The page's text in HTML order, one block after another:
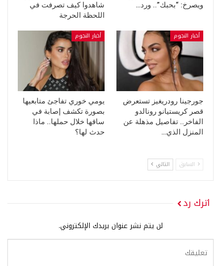
ويصرخ: “بحبك”.. ورد…
شاهدوا كيف تصرفت في
اللحظة الحرجة
أخبار النجوم
جورجينا رودريغيز تستعرض
قصر كريستيانو رونالدو
الفاخر.. تفاصيل مذهلة عن
المنزل الذي…
أخبار النجوم
يومي خوري تفاجئ متابعيها
بصورة تكشف إصابة في
ساقها خلال حملها.. ماذا
حدث لها؟
السابق التالي
اترك رد
لن يتم نشر عنوان بريدك الإلكتروني.